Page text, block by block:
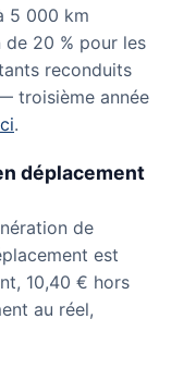
5 000 km
20 % pour les
reconduits
troisième année
.
déplacement
de
est
10,40 € hors
au réel,